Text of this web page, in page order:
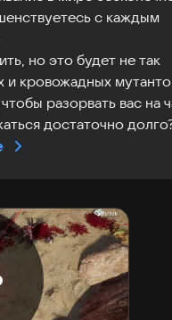
с каждым
но это будет не так
и кровожадных
разорвать вас на
достаточно